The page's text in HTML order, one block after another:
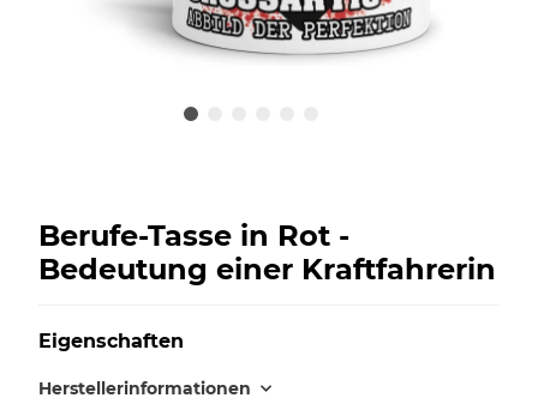
Berufe-Tasse in Rot -
Bedeutung einer Kraftfahrerin
Eigenschaften
Herstellerinformationen